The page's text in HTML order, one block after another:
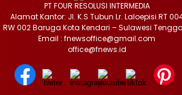
PT FOUR RESOLUSI INTERMEDIA
Alamat Kantor: Jl. K.S Tubun Lr. Laloepisi RT
RW 002 Baruga Kota Kendari – Sulawesi
Email : fnewsoffice@gmail.com
office@fnews.id